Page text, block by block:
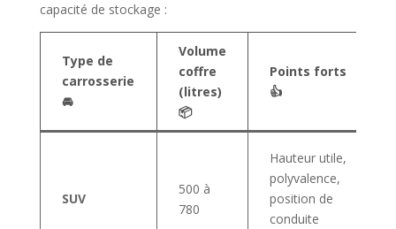
capacité de stockage :
Type de
carrosserie
🚘
Volume
coffre
(litres)
📦
Points forts
👍
SUV
500 à
780
Hauteur utile,
polyvalence,
position de
conduite